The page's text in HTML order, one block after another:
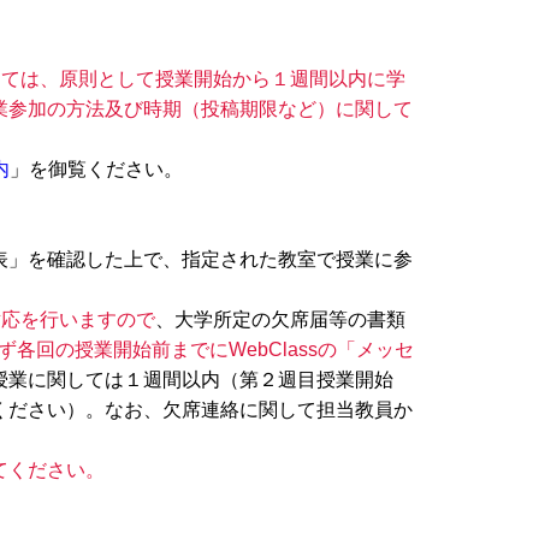
は、原則として授業開始から１週間以内に学
加の方法及び時期（投稿期限など）に関して
」を御覧ください。
を確認した上で、指定された教室で授業に参
を行いますので、大学所定の欠席届等の書類
各回の授業開始前までにWebClassの「メッセ
業に関しては１週間以内（第２週目授業開始
さい）。なお、欠席連絡に関して担当教員か
ださい。